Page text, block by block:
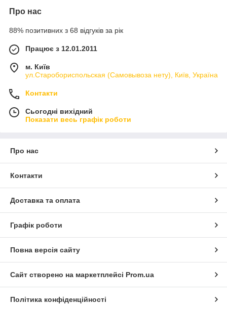
Про нас
88% позитивних з 68 відгуків за рік
Працює з 12.01.2011
м. Київ
ул.Старобориспольская (Самовывоза нету), Київ, Україна
Контакти
Сьогодні вихідний
Показати весь графік роботи
Про нас
Контакти
Доставка та оплата
Графік роботи
Повна версія сайту
Сайт створено на маркетплейсі Prom.ua
Політика конфіденційності